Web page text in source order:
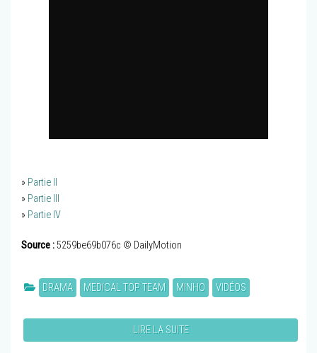
» Partie II
» Partie III
» Partie IV
Source :5259be69b076c © DailyMotion
DRAMA MEDICAL TOP TEAM MINHO VIDÉOS
LIRE LA SUITE